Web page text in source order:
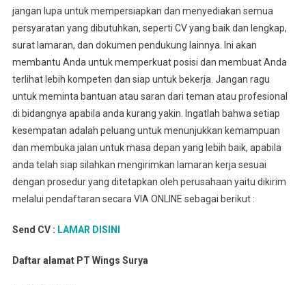
jangan lupa untuk mempersiapkan dan menyediakan semua
persyaratan yang dibutuhkan, seperti CV yang baik dan lengkap,
surat lamaran, dan dokumen pendukung lainnya. Ini akan
membantu Anda untuk memperkuat posisi dan membuat Anda
terlihat lebih kompeten dan siap untuk bekerja. Jangan ragu
untuk meminta bantuan atau saran dari teman atau profesional
di bidangnya apabila anda kurang yakin. Ingatlah bahwa setiap
kesempatan adalah peluang untuk menunjukkan kemampuan
dan membuka jalan untuk masa depan yang lebih baik, apabila
anda telah siap silahkan mengirimkan lamaran kerja sesuai
dengan prosedur yang ditetapkan oleh perusahaan yaitu dikirim
melalui pendaftaran secara VIA ONLINE sebagai berikut :
Send CV : LAMAR DISINI
Daftar alamat PT Wings Surya